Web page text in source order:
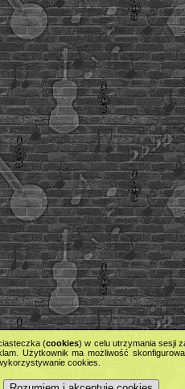
(cookies) w celu utrzymania sesji
Użytkownik ma możliwość
cookies.